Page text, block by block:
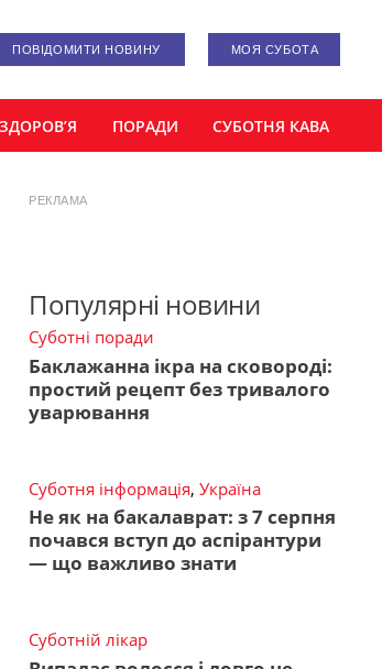
ПОВІДОМИТИ НОВИНУ МОЯ СУБОТА
ЗДОРОВ’Я ПОРАДИ СУБОТНЯ КАВА
РЕКЛАМА
Популярні новини
Суботні поради
Баклажанна ікра на сковороді:
простий рецепт без тривалого
уварювання
Суботня інформація, Україна
Не як на бакалаврат: з 7 серпня
почався вступ до аспірантури
— що важливо знати
Суботній лікар